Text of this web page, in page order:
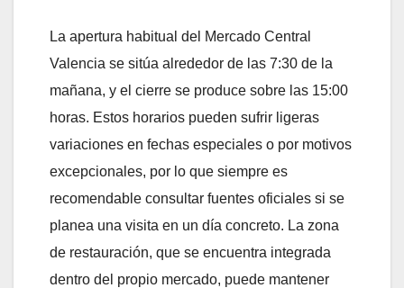
La apertura habitual del Mercado Central
Valencia se sitúa alrededor de las 7:30 de la
mañana, y el cierre se produce sobre las 15:00
horas. Estos horarios pueden sufrir ligeras
variaciones en fechas especiales o por motivos
excepcionales, por lo que siempre es
recomendable consultar fuentes oficiales si se
planea una visita en un día concreto. La zona
de restauración, que se encuentra integrada
dentro del propio mercado, puede mantener